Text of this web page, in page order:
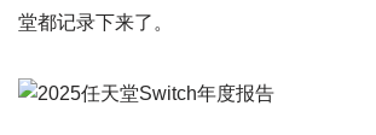
堂都记录下来了。